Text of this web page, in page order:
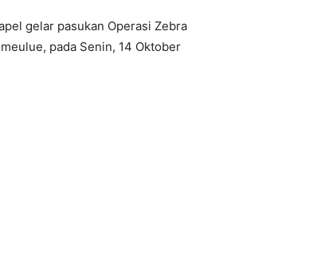
gelar pasukan Operasi Zebra
pada Senin, 14 Oktober